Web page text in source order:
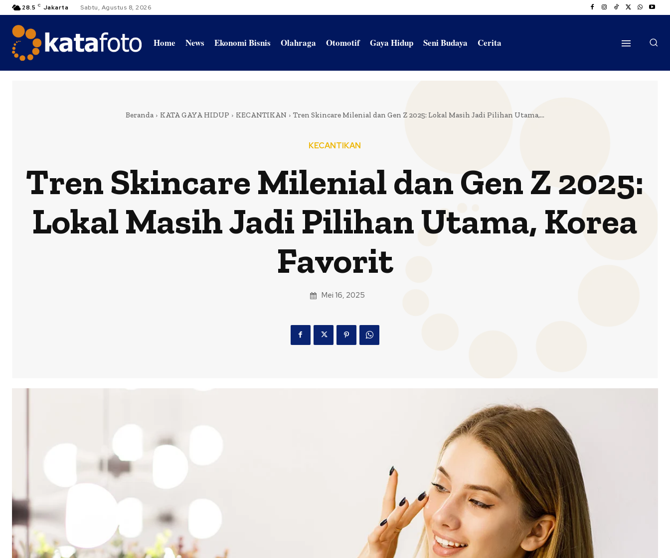
28.5 C Jakarta Sabtu, Agustus 8, 2026
Home News Ekonomi Bisnis Olahraga Otomotif Gaya Hidup Seni Budaya Cerita
Beranda KATA GAYA HIDUP KECANTIKAN Tren Skincare Milenial dan Gen Z 2025: Lokal Masih Jadi Pilihan Utama,...
KECANTIKAN
Tren Skincare Milenial dan Gen Z 2025:
Lokal Masih Jadi Pilihan Utama, Korea
Favorit
Mei 16, 2025